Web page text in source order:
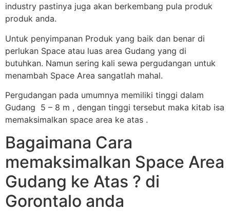
industry pastinya juga akan berkembang pula produk
produk anda.
Untuk penyimpanan Produk yang baik dan benar di
perlukan Space atau luas area Gudang yang di
butuhkan. Namun sering kali sewa pergudangan untuk
menambah Space Area sangatlah mahal.
Pergudangan pada umumnya memiliki tinggi dalam
Gudang 5 – 8 m , dengan tinggi tersebut maka kitab isa
memaksimalkan space area ke atas .
Bagaimana Cara
memaksimalkan Space Area
Gudang ke Atas ? di
Gorontalo anda